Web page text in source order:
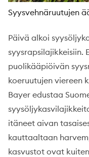
Syysvehnäruutujen
Päivä alkoi
syysrapsilajikkeisiin.
puolikääpiöivän
koeruutujen viereen
Bayer edustaa
itäneet aivan
kauttaaltaan
kasvustot ovat